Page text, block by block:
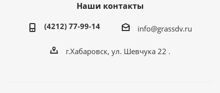
Наши контакты
(4212) 77-99-14 info@grassdv.ru
г.Хабаровск, ул. Шевчука 22 .